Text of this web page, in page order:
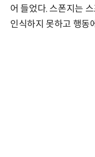
어 들었다. 스폰지는
인식하지 못하고 행동